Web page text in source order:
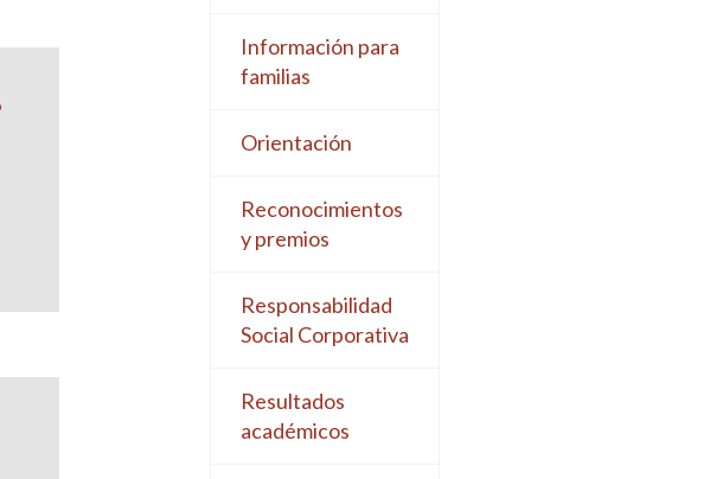
Información para
familias
Orientación
Reconocimientos
y premios
Responsabilidad
Social Corporativa
Resultados
académicos